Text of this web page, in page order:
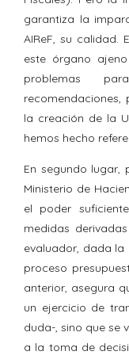
garantiza la
AIReF, su calidad.
este órgano
problemas
la creación de la
hemos hecho
En segundo lugar,
Ministerio de
el poder
medidas
evaluador, dada la
proceso
anterior, asegura
un ejercicio de
duda-, sino que se
a la toma de